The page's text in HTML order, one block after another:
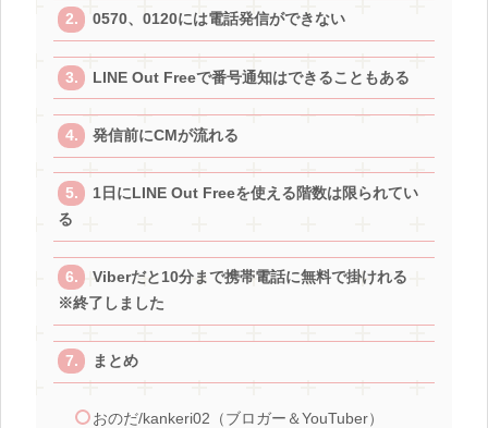
0570、0120には電話発信ができない
LINE Out Freeで番号通知はできることもある
発信前にCMが流れる
1日にLINE Out Freeを使える階数は限られてい
る
Viberだと10分まで携帯電話に無料で掛けれる
※終了しました
まとめ
おのだ/kankeri02（ブロガー＆YouTuber）